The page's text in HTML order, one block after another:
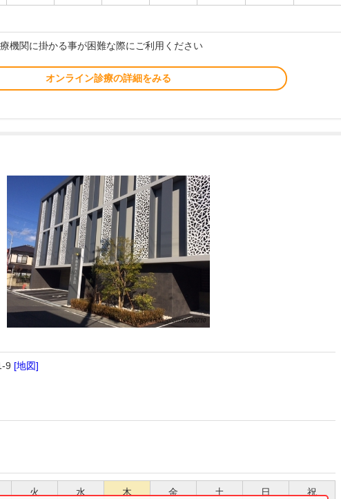
機関に掛かる事が困難な際にご利用ください
オンライン診療の詳細をみる
9 [地図]
火 水 木 金 土 日 祝